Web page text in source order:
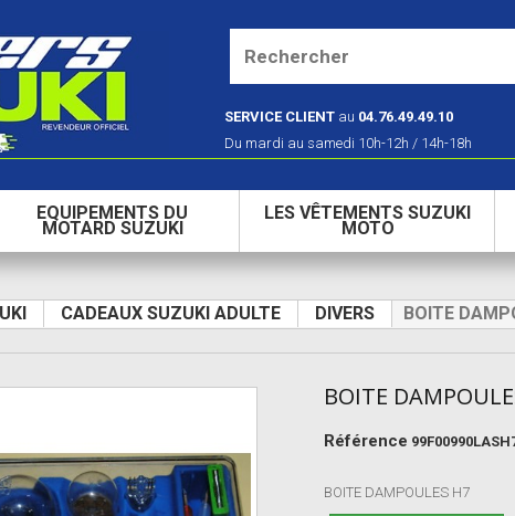
SERVICE CLIENT au 04.76.49.49.10
Du mardi au samedi 10h-12h / 14h-18h
EQUIPEMENTS DU
MOTARD SUZUKI
LES VÊTEMENTS SUZUKI
MOTO
CADEAUX SUZUKI ADULTE DIVERS BOITE
BOITE
Référence
BOITE DAMPOULES H7